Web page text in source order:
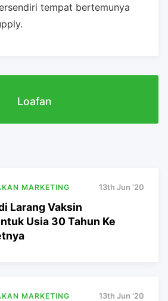
tempat bertemunya
Loafan
MARKETING 13th Jun '20
Larang Vaksin
Usia 30 Tahun Ke
MARKETING 13th Jun '20